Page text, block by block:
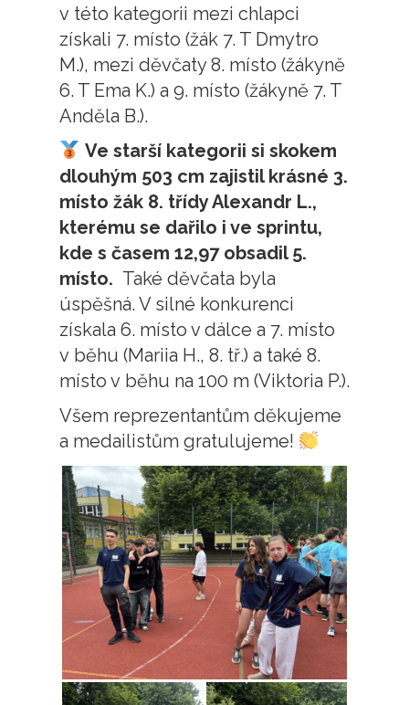
v této kategorii mezi chlapci
získali 7. místo (žák 7. T Dmytro
M.), mezi děvčaty 8. místo (žákyně
6. T Ema K.) a 9. místo (žákyně 7. T
Anděla B.).
Ve starší kategorii si skokem
dlouhým 503 cm zajistil krásné 3.
místo žák 8. třídy Alexandr L.,
kterému se dařilo i ve sprintu,
kde s časem 12,97 obsadil 5.
místo. Také děvčata byla
úspěšná. V silné konkurenci
získala 6. místo v dálce a 7. místo
v běhu (Mariia H., 8. tř.) a také 8.
místo v běhu na 100 m (Viktoria P.).
Všem reprezentantům děkujeme
a medailistům gratulujeme!